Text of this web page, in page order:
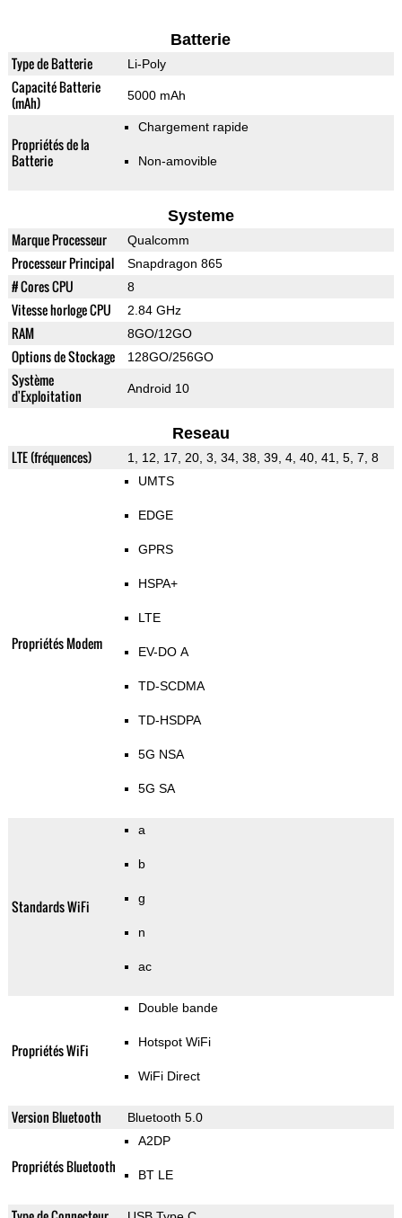
Batterie
Type de Batterie Li-Poly
Capacité Batterie
(mAh)
5000 mAh
Propriétés de la
Batterie
Chargement rapide
Non-amovible
Systeme
Marque Processeur Qualcomm
Processeur Principal Snapdragon 865
# Cores CPU 8
Vitesse horloge CPU 2.84 GHz
RAM 8GO/12GO
Options de Stockage 128GO/256GO
Système
d'Exploitation
Android 10
Reseau
LTE (fréquences) 1, 12, 17, 20, 3, 34, 38, 39, 4, 40, 41, 5, 7, 8
Propriétés Modem
UMTS
EDGE
GPRS
HSPA+
LTE
EV-DO A
TD-SCDMA
TD-HSDPA
5G NSA
5G SA
Standards WiFi
a
b
g
n
ac
Propriétés WiFi
Double bande
Hotspot WiFi
WiFi Direct
Version Bluetooth Bluetooth 5.0
Propriétés Bluetooth
A2DP
BT LE